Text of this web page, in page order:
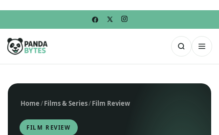
Home/Films & Series/Film Review
FILM REVIEW